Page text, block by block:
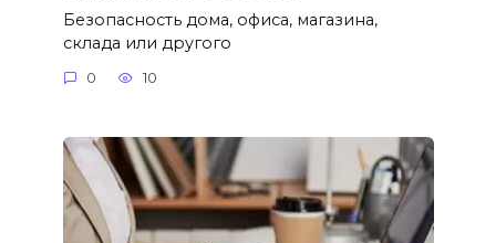
Безопасность дома, офиса, магазина,
склада или другого
0 10